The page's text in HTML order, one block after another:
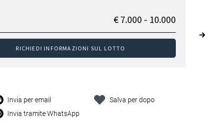
€ 7.000 - 10.000
RICHIEDI INFORMAZIONI SUL LOTTO
Invia per email
Invia tramite WhatsApp
Salva per dopo